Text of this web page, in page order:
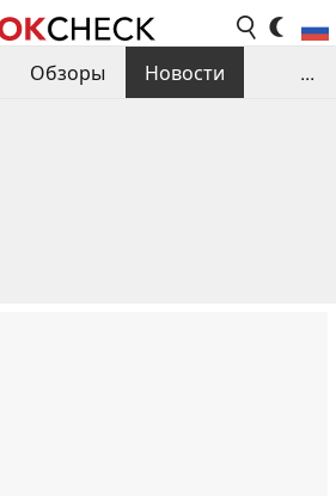
Обзоры
Новости
...